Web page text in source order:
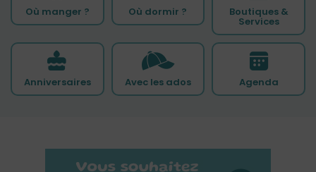
Où manger ? Où dormir ? Boutiques &
Services
Anniversaires Avec les ados Agenda